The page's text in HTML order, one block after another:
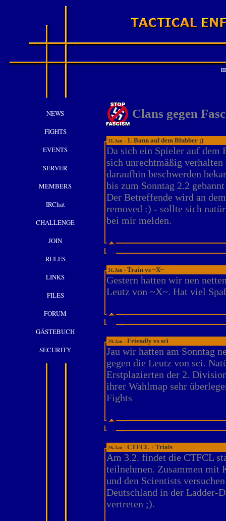
NEWS
FIGHTS
EVENTS
SERVER
MEMBERS
IRChat
CHALLENGE
JOIN
RULES
LINKS
FILES
FORUM
GÄSTEBUCH
SECURITY
Clans gegen
31.Jan - 1. Bann auf dem Blubber ;)
Da sich ein Spieler auf dem
sich unrechtmäßig verhalten
daraufhin beschwerden
bis zum Sonntag 2.2
Der Betreffende wird an
removed :) - sollte sich
bei mir melden.
31.Jan - Train vs ~X~
Gestern hatten wir nen
Leutz von ~X~. Hat viel
29.Jan - Friendly vs sci
Jau wir hatten am Sonntag
gegen die Leutz von sci.
Erstplazierten der 2.
ihrer Wahlmap sehr
Fights
26.Jan - CTFCL + Trials
Am 3.2. findet die CTFCL
teilnehmen. Zusammen mit
und den Scientists
Deutschland in der Ladder-
vertreten ;).